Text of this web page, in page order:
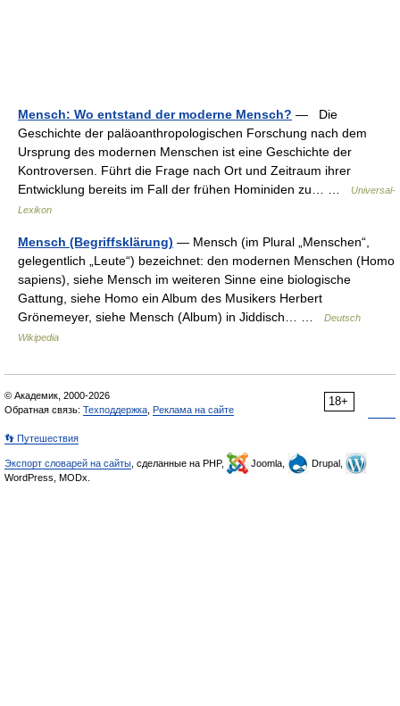
Mensch: Wo entstand der moderne Mensch? — Die
Geschichte der paläoanthropologischen Forschung nach dem
Ursprung des modernen Menschen ist eine Geschichte der
Kontroversen. Führt die Frage nach Ort und Zeitraum ihrer
Entwicklung bereits im Fall der frühen Hominiden zu… …
Universal-
Lexikon
Mensch (Begriffsklärung) — Mensch (im Plural „Menschen“,
gelegentlich „Leute“) bezeichnet: den modernen Menschen (Homo
sapiens), siehe Mensch im weiteren Sinne eine biologische
Gattung, siehe Homo ein Album des Musikers Herbert
Grönemeyer, siehe Mensch (Album) in Jiddisch… …
Deutsch
Wikipedia
18+
© Академик, 2000-2026
Обратная связь: Техподдержка Реклама на сайте
👣 Путешествия
Экспорт словарей на сайты , сделанные на PHP, Joomla,
Drupal,
WordPress, MODx.